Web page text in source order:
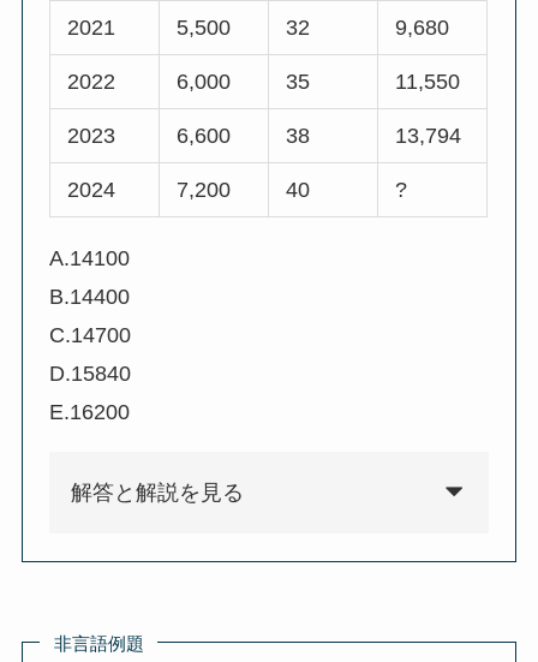
2021 5,500 32 9,680
2022 6,000 35 11,550
2023 6,600 38 13,794
2024 7,200 40 ?
A.14100
B.14400
C.14700
D.15840
E.16200
解答と解説を見る
非言語例題